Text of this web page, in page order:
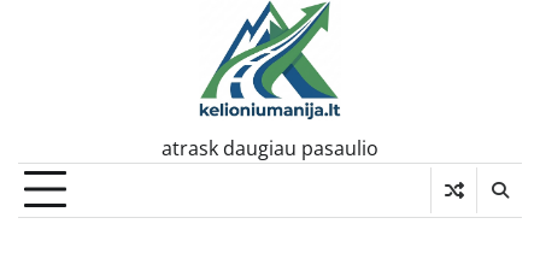
atrask daugiau pasaulio